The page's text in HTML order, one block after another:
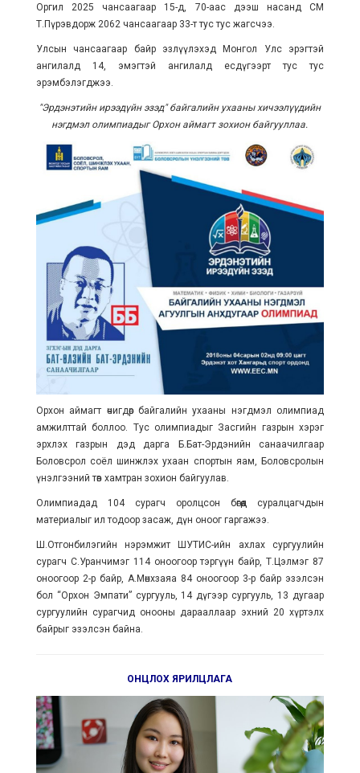
Оргил 2025 чансаагаар 15-д, 70-аас дээш насанд СМ
Т.Пүрэвдорж 2062 чансаагаар 33-т тус тус жагсчээ.
Улсын чансаагаар байр эзлүүлэхэд Монгол Улс эрэгтэй
ангилалд 14, эмэгтэй ангилалд есдүгээрт тус тус
эрэмбэлэгджээ.
"Эрдэнэтийн ирээдүйн эзэд" байгалийн ухааны хичээлүүдийн
нэгдмэл олимпиадыг Орхон аймагт зохион байгууллаа.
Орхон аймагт өчигдөр байгалийн ухааны нэгдмэл олимпиад
амжилттай боллоо. Тус олимпиадыг Засгийн газрын хэрэг
эрхлэх газрын дэд дарга Б.Бат-Эрдэнийн санаачилгаар
Боловсрол соёл шинжлэх ухаан спортын яам, Боловсролын
үнэлгээний төв хамтран зохион байгуулав.
Олимпиадад 104 сурагч оролцсон бөгөөд суралцагчдын
материалыг ил тодоор засаж, дүн оноог гаргажээ.
Ш.Отгонбилэгийн нэрэмжит ШУТИС-ийн ахлах сургуулийн
сурагч С.Уранчимэг 114 оноогоор тэргүүн байр, Т.Цэлмэг 87
оноогоор 2-р байр, А.Мөнхзаяа 84 оноогоор 3-р байр эзэлсэн
бол “Орхон Эмпати” сургууль, 14 дүгээр сургууль, 13 дугаар
сургуулийн сурагчид онооны дарааллаар эхний 20 хүртэлх
байрыг эзэлсэн байна.
ОНЦЛОХ ЯРИЛЦЛАГА